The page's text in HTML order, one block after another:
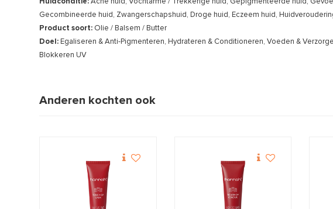
Gecombineerde huid, Zwangerschapshuid, Droge huid, Eczeem huid,
Product soort: Olie / Balsem / Butter
Doel: Egaliseren & Anti-Pigmenteren, Hydrateren & Conditioneren, Voeden &
Blokkeren UV
Anderen kochten ook